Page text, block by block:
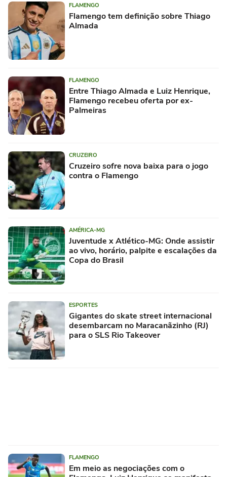
FLAMENGO
Flamengo tem definição sobre Thiago
Almada
FLAMENGO
Entre Thiago Almada e Luiz Henrique,
Flamengo recebeu oferta por ex-
Palmeiras
CRUZEIRO
Cruzeiro sofre nova baixa para o jogo
contra o Flamengo
AMÉRICA-MG
Juventude x Atlético-MG: Onde assistir
ao vivo, horário, palpite e escalações da
Copa do Brasil
ESPORTES
Gigantes do skate street internacional
desembarcam no Maracanãzinho (RJ)
para o SLS Rio Takeover
FLAMENGO
Em meio as negociações com o